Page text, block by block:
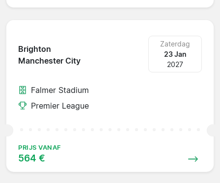
Brighton
Manchester City
Zaterdag
23 Jan
2027
Falmer Stadium
Premier League
PRIJS VANAF
564 €